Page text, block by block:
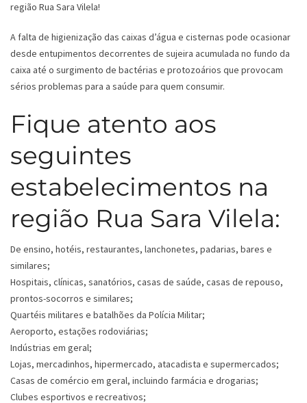
região Rua Sara Vilela!
A falta de higienização das caixas d’água e cisternas pode ocasionar
desde entupimentos decorrentes de sujeira acumulada no fundo da
caixa até o surgimento de bactérias e protozoários que provocam
sérios problemas para a saúde para quem consumir.
Fique atento aos
seguintes
estabelecimentos na
região Rua Sara Vilela:
De ensino, hotéis, restaurantes, lanchonetes, padarias, bares e
similares;
Hospitais, clínicas, sanatórios, casas de saúde, casas de repouso,
prontos-socorros e similares;
Quartéis militares e batalhões da Polícia Militar;
Aeroporto, estações rodoviárias;
Indústrias em geral;
Lojas, mercadinhos, hipermercado, atacadista e supermercados;
Casas de comércio em geral, incluindo farmácia e drogarias;
Clubes esportivos e recreativos;